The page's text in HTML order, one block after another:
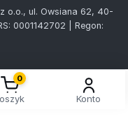
o.o., ul. Owsiana 62, 40-
0001142702 | Regon:
0
Konto